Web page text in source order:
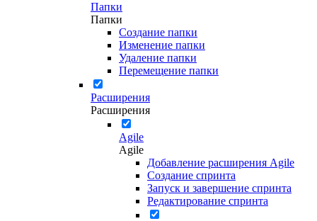
Папки
Папки
Создание папки
Изменение папки
Удаление папки
Перемещение папки
Расширения
Расширения
Agile
Agile
Добавление расширения Agile
Создание спринта
Запуск и завершение спринта
Редактирование спринта